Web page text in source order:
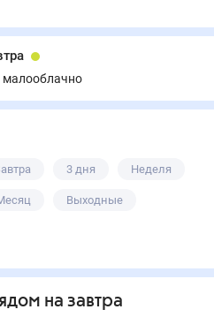
малооблачно
3 дня Неделя
Выходные
на завтра